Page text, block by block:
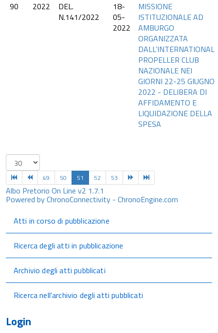
90
2022
DEL.
N.141/2022
18-
05-
2022
MISSIONE
ISTITUZIONALE AD
AMBURGO
ORGANIZZATA
DALL’INTERNATIONAL
PROPELLER CLUB
NAZIONALE NEI
GIORNI 22-25 GIUGNO
2022 - DELIBERA DI
AFFIDAMENTO E
LIQUIDAZIONE DELLA
SPESA
49 50 51 52 53
Albo Pretorio On Line v2 1.7.1
Powered by ChronoConnectivity - ChronoEngine.com
Atti in corso di pubblicazione
Ricerca degli atti in pubblicazione
Archivio degli atti pubblicati
Ricerca nell'archivio degli atti pubblicati
Login